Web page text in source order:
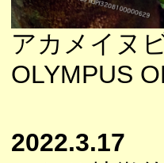
アカメイヌ
OLYMPUS
2022.3.17